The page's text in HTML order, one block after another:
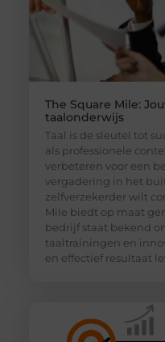
The Square Mile:
taalonderwijs
Taal is de sleutel tot
als professionele
verbeteren voor een
vergadering in het
zelfverzekerder wilt
Mile biedt op maat
bedrijf staat bekend
taaltrainingen en
en effectief resultaat